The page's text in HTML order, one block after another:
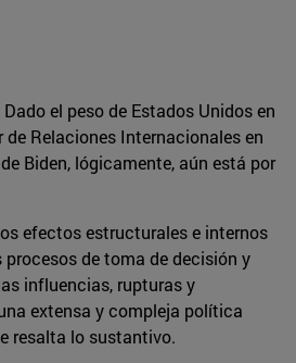
el peso de Estados Unidos en
Relaciones Internacionales en
Biden, lógicamente, aún está por
efectos estructurales e internos
de toma de decisión y
influencias, rupturas y
extensa y compleja política
resalta lo sustantivo.